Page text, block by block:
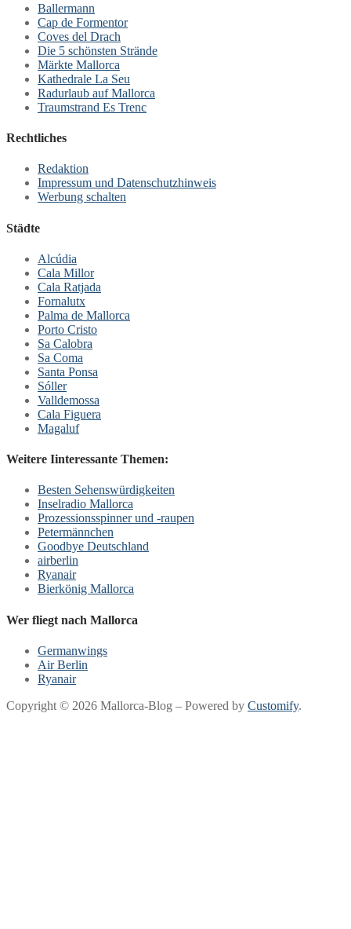
Ballermann
Cap de Formentor
Coves del Drach
Die 5 schönsten Strände
Märkte Mallorca
Kathedrale La Seu
Radurlaub auf Mallorca
Traumstrand Es Trenc
Rechtliches
Redaktion
Impressum und Datenschutzhinweis
Werbung schalten
Städte
Alcúdia
Cala Millor
Cala Ratjada
Fornalutx
Palma de Mallorca
Porto Cristo
Sa Calobra
Sa Coma
Santa Ponsa
Sóller
Valldemossa
Cala Figuera
Magaluf
Weitere Iinteressante Themen:
Besten Sehenswürdigkeiten
Inselradio Mallorca
Prozessionsspinner und -raupen
Petermännchen
Goodbye Deutschland
airberlin
Ryanair
Bierkönig Mallorca
Wer fliegt nach Mallorca
Germanwings
Air Berlin
Ryanair
Copyright © 2026 Mallorca-Blog – Powered by Customify.